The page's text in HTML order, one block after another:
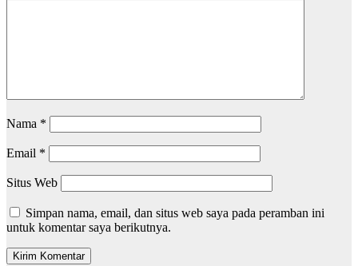
Nama *
Email *
Situs Web
Simpan nama, email, dan situs web saya pada peramban ini
untuk komentar saya berikutnya.